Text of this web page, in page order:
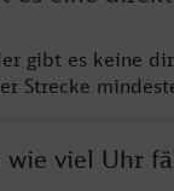
gibt es keine
Strecke
wie viel Uhr